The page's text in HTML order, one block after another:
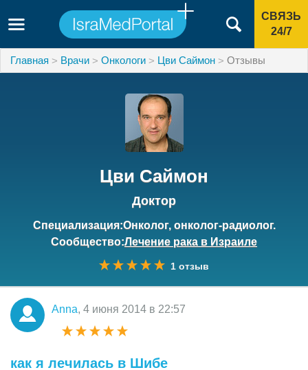
СВЯЗЬ
24/7
Главная Врачи Онкологи Цви Саймон Отзывы
Цви Саймон
Доктор
Специализация:Онколог, онколог-радиолог.
Сообщество:Лечение рака в Израиле
1 отзыв
Anna, 4 июня 2014 в 22:57
как я лечилась в Шибе